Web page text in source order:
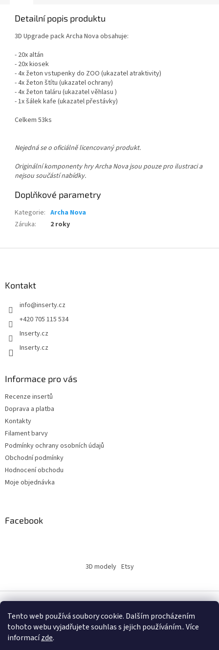
Tento web používá soubory cookie. Dalším procházením
tohoto webu vyjadřujete souhlas s jejich používáním.. Více
informacízde.
Detailní popis produktu
3D Upgrade pack Archa Nova obsahuje:
- 20x altán
- 20x kiosek
- 4x žeton vstupenky do ZOO (ukazatel atraktivity)
- 4x žeton štítu (ukazatel ochrany)
- 4x žeton taláru (ukazatel věhlasu )
- 1x šálek kafe (ukazatel přestávky)
Celkem 53ks
Nejedná se o oficiálně licencovaný produkt.
Originální komponenty hry Archa Nova jsou pouze pro ilustraci a
nejsou součástí nabídky.
Doplňkové parametry
Kategorie: Archa Nova
Záruka: 2 roky
Kontakt
info@inserty.cz
+420 705 115 534
Inserty.cz
Inserty.cz
Informace pro vás
Recenze insertů
Doprava a platba
Kontakty
Filament barvy
Podmínky ochrany osobních údajů
Obchodní podmínky
Hodnocení obchodu
Moje objednávka
Facebook
3D modely Etsy
Vytvořil Shoptet
Copyright 2026